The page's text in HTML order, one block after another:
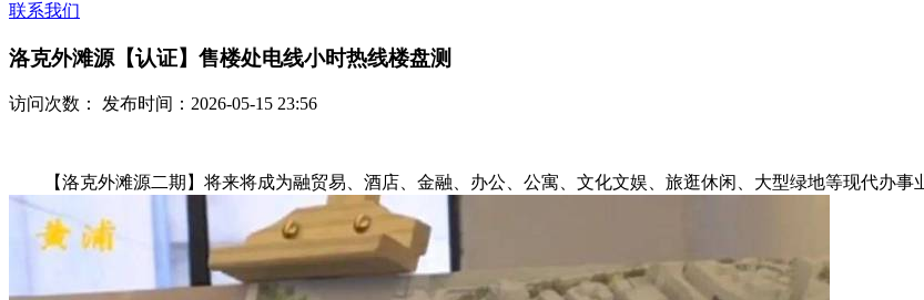
联系我们
洛克外滩源【认证】售楼处电线小时热线楼盘测
访问次数： 发布时间：2026-05-15 23:56
【洛克外滩源二期】将来将成为融贸易、酒店、金融、办公、公寓、文化文娱、旅逛休闲、大型绿地等现代办事